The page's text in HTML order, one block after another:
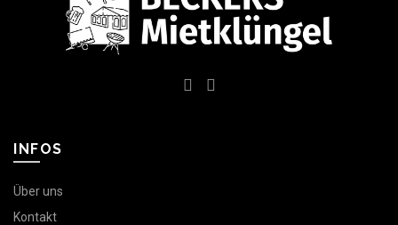
INFOS
Über uns
Kontakt